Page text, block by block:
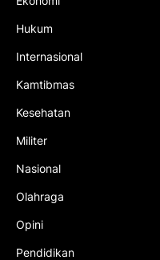
Hukum
Internasional
Kamtibmas
Kesehatan
Militer
Nasional
Olahraga
Opini
Pendidikan